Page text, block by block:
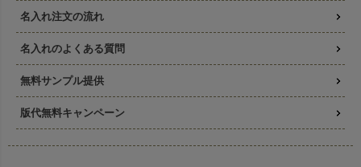
名入れ注文の流れ
名入れのよくある質問
無料サンプル提供
版代無料キャンペーン